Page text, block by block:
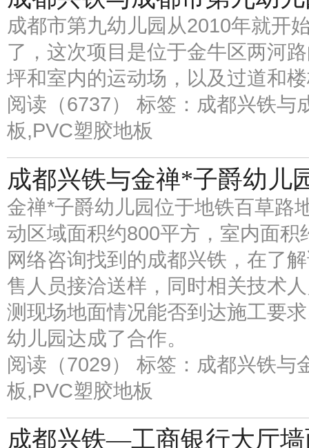
成都市第九幼儿园从2010年就开
了，这次项目是位于金牛区两河
坪和室内的运动场，以及过道和
阅读（6737） 标签：成都兴铁与
板,PVC塑胶地板
成都兴铁与金禅*子爵幼儿
金禅*子爵幼儿园位于地铁百草路
动区域面积约800平方，室内面
网络咨询找到的成都兴铁，在了
售人员接洽送样，同时相关技术
测现场地面情况能否到达施工要
幼儿园达成了合作。
阅读（7029） 标签：成都兴铁与
板,PVC塑胶地板
成都兴铁—工商银行大厅